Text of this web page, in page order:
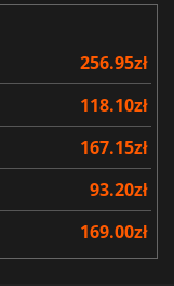
256.95zł
118.10zł
167.15zł
93.20zł
169.00zł